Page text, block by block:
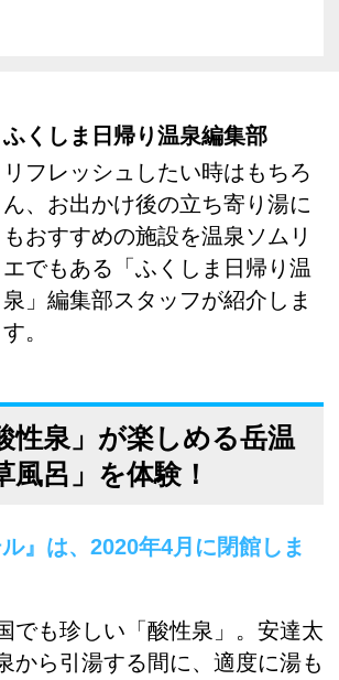
ふくしま日帰り温泉編集部
リフレッシュしたい時はもちろ
ん、お出かけ後の立ち寄り湯に
もおすすめの施設を温泉ソムリ
エでもある「ふくしま日帰り温
泉」編集部スタッフが紹介しま
す。
性泉」が楽しめる岳温
風呂」を体験！
ル』は、2020年4月に閉館しま
でも珍しい「酸性泉」。安達太
から引湯する間に、適度に湯も